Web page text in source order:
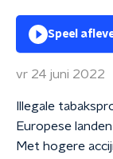
Speel
vr 24 juni 2022
Illegale
Europese
Met hogere